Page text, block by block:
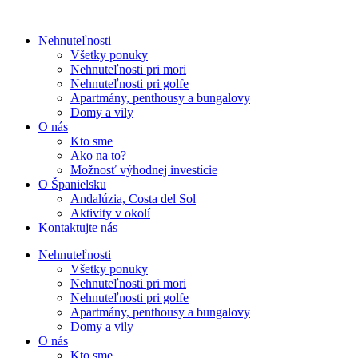
Nehnuteľnosti
Všetky ponuky
Nehnuteľnosti pri mori
Nehnuteľnosti pri golfe
Apartmány, penthousy a bungalovy
Domy a vily
O nás
Kto sme
Ako na to?
Možnosť výhodnej investície
O Španielsku
Andalúzia, Costa del Sol
Aktivity v okolí
Kontaktujte nás
Nehnuteľnosti
Všetky ponuky
Nehnuteľnosti pri mori
Nehnuteľnosti pri golfe
Apartmány, penthousy a bungalovy
Domy a vily
O nás
Kto sme